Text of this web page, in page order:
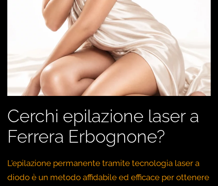
Cerchi epilazione laser a
Ferrera Erbognone?
L'epilazione permanente tramite tecnologia laser a
diodo è un metodo affidabile ed efficace per ottenere